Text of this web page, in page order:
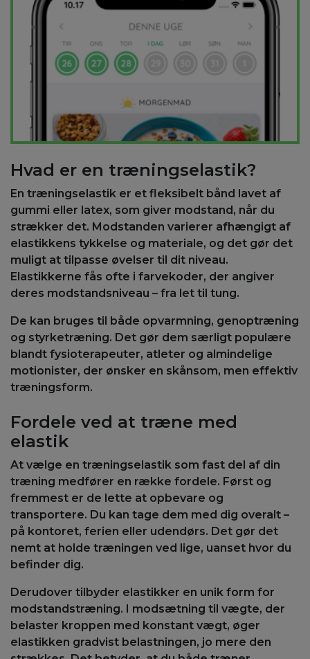
Hvad er en træningselastik?
En træningselastik er et fleksibelt bånd lavet af
gummi eller latex, som giver modstand, når du
strækker det. Modstanden varierer afhængigt af
elastikkens tykkelse og materiale, og det gør det
muligt at tilpasse øvelser til dit niveau.
Elastikkerne fås ofte i farvekoder, der angiver
deres modstandsniveau – fra let til tung.
De kan bruges til både opvarmning, genoptræning
og styrketræning. Det gør dem særligt populære
blandt fysioterapeuter, atleter og almindelige
motionister, der ønsker en skånsom, men effektiv
træningsform.
Fordele ved at træne med
elastik
At vælge en træningselastik som fast del af din
træning medfører en række fordele. Først og
fremmest er de lette at opbevare og
transportere. Du kan tage dem med dig overalt –
på kontoret, ferien eller udendørs. Det gør det
nemt at holde træningen ved lige, uanset hvor du
befinder dig.​ ​
Derudover tilbyder elastikker en unik form for
modstandstræning. I modsætning til vægte, der
belaster kroppen med konstant vægt, øger
elastikken gradvist belastningen, jo mere den